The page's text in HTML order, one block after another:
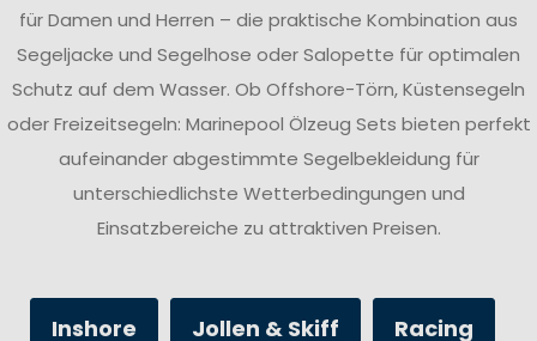
für Damen und Herren – die praktische Kombination aus
Segeljacke und Segelhose oder Salopette für optimalen
Schutz auf dem Wasser. Ob Offshore-Törn, Küstensegeln
oder Freizeitsegeln: Marinepool Ölzeug Sets bieten perfekt
aufeinander abgestimmte Segelbekleidung für
unterschiedlichste Wetterbedingungen und
Einsatzbereiche zu attraktiven Preisen.
Inshore Jollen & Skiff Racing